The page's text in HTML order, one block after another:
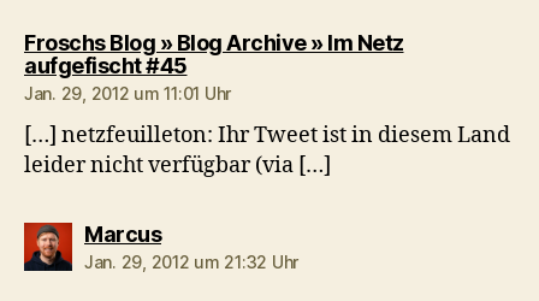
Froschs Blog » Blog Archive » Im Netz
aufgefischt #45sagt:
Jan. 29, 2012 um 11:01 Uhr
[…] netzfeuilleton: Ihr Tweet ist in diesem Land
leider nicht verfügbar (via […]
Marcussagt:
Jan. 29, 2012 um 21:32 Uhr